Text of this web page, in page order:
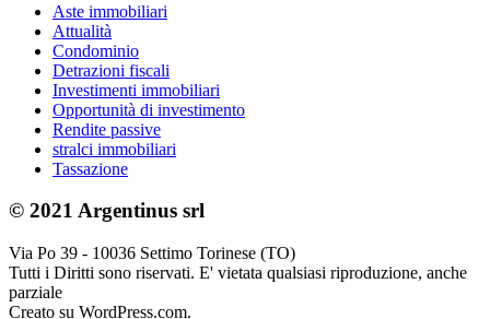
Aste immobiliari
Attualità
Condominio
Detrazioni fiscali
Investimenti immobiliari
Opportunità di investimento
Rendite passive
stralci immobiliari
Tassazione
© 2021 Argentinus srl
Via Po 39 - 10036 Settimo Torinese (TO)
Tutti i Diritti sono riservati. E' vietata qualsiasi riproduzione, anche
parziale
Creato su WordPress.com.